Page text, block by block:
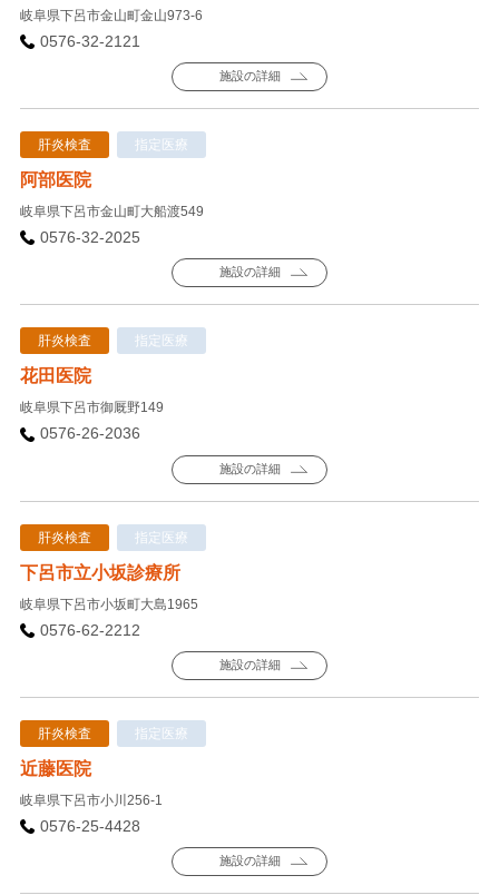
岐阜県下呂市金山町金山973-6
0576-32-2121
施設の詳細
肝炎検査 指定医療
阿部医院
岐阜県下呂市金山町大船渡549
0576-32-2025
施設の詳細
肝炎検査 指定医療
花田医院
岐阜県下呂市御厩野149
0576-26-2036
施設の詳細
肝炎検査 指定医療
下呂市立小坂診療所
岐阜県下呂市小坂町大島1965
0576-62-2212
施設の詳細
肝炎検査 指定医療
近藤医院
岐阜県下呂市小川256-1
0576-25-4428
施設の詳細